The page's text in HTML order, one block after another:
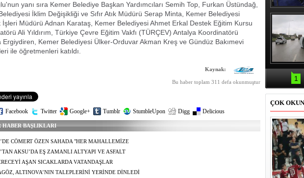
yanı sıra Kemer Belediye Başkan Yardımcıları Semih Top, Furkan Üstündağ,
İklim Değişikliği ve Sıfır Atık Müdürü Serap Minta, Kemer Belediyesi
İşleri Müdürü Adnan Karataş, Kemer Belediyesi Ahmet Erkal Destek Eğitim Kursu
Ali Yıldırım, Türkiye Çevre Eğitim Vakfı (TÜRÇEV) Antalya Koordinatörü
Ergiydiren, Kemer Belediyesi Ülker-Orduvar Akman Kreş ve Gündüz Bakımevi
ile öğretmenleri katıldı.
Kaynak:
Bu haber toplam 311 defa okunmuştur
Facebook Twitter Google+ Tumblr StumbleUpon Digg Delicious
HABER BAŞLIKLARI
CÖMERT ÖZEN SAHADA "HER MAHALLEMİZE
HİZMET EDECEĞİZ"
AKSU’DA EŞ ZAMANLI ALTYAPI VE ASFALT
AŞAN SICAKLARDA VATANDAŞLAR
İÇİN TARİHİ ÇARŞI VE CAMİLERE SIĞINIYOR
ALTINOVA’NIN TALEPLERİNİ YERİNDE DİNLEDİ
Erbaş,
Veli
teravih
1
ÇOK